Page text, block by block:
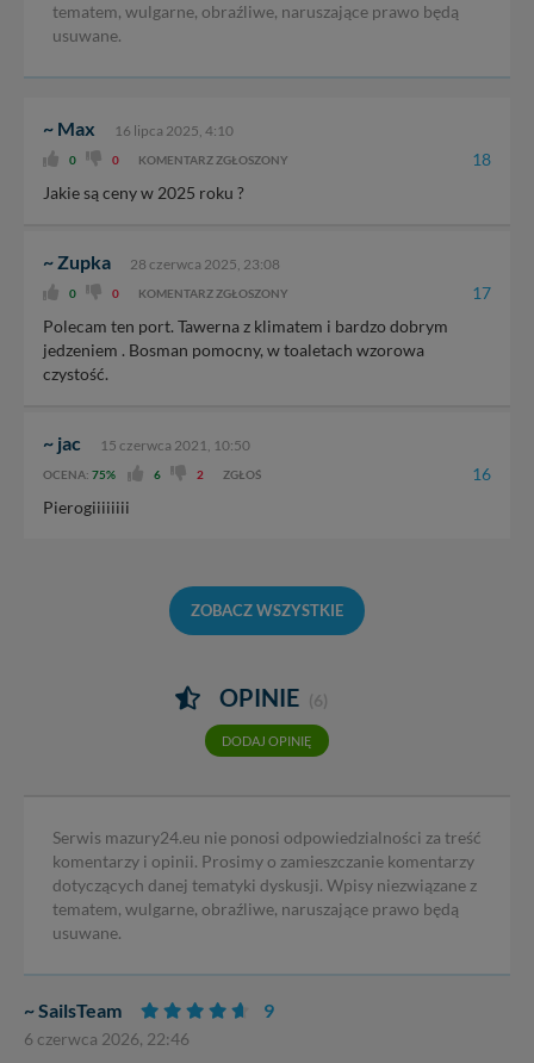
tematem, wulgarne, obraźliwe, naruszające prawo będą
usuwane.
~ Max 16 lipca 2025, 4:10
0 0 KOMENTARZ ZGŁOSZONY 18
Jakie są ceny w 2025 roku ?
~ Zupka 28 czerwca 2025, 23:08
0 0 KOMENTARZ ZGŁOSZONY 17
Polecam ten port. Tawerna z klimatem i bardzo dobrym
jedzeniem . Bosman pomocny, w toaletach wzorowa
czystość.
~ jac 15 czerwca 2021, 10:50
OCENA: 75% 6 2 ZGŁOŚ 16
Pierogiiiiiiii
ZOBACZ WSZYSTKIE
OPINIE (6)
DODAJ OPINIĘ
Serwis mazury24.eu nie ponosi odpowiedzialności za treść
komentarzy i opinii. Prosimy o zamieszczanie komentarzy
dotyczących danej tematyki dyskusji. Wpisy niezwiązane z
tematem, wulgarne, obraźliwe, naruszające prawo będą
usuwane.
~ SailsTeam 9
6 czerwca 2026, 22:46